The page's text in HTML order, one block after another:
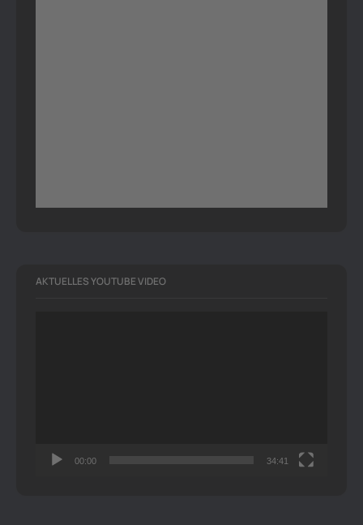
AKTUELLES YOUTUBE VIDEO
00:00 34:41